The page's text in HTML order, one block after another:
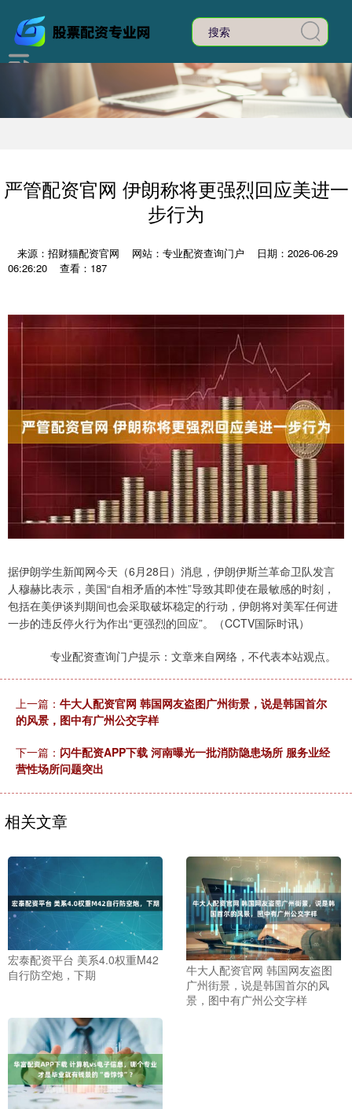
严管配资官网 伊朗称将更强烈回应美进一
步行为
来源：招财猫配资官网 网站：专业配资查询门户
日期：2026-06-29
06:26:20
查看：187
据伊朗学生新闻网今天（6月28日）消息，伊朗伊斯兰革命卫队发言
人穆赫比表示，美国“自相矛盾的本性”导致其即使在最敏感的时刻，
包括在美伊谈判期间也会采取破坏稳定的行动，伊朗将对美军任何进
一步的违反停火行为作出“更强烈的回应”。（CCTV国际时讯）
专业配资查询门户提示：文章来自网络，不代表本站观点。
上一篇： 牛大人配资官网 韩国网友盗图广州街景，说是韩国首尔
的风景，图中有广州公交字样
下一篇： 闪牛配资APP下载 河南曝光一批消防隐患场所 服务业经
营性场所问题突出
相关文章
宏泰配资平台 美系4.0权重M42
自行防空炮，下期
牛大人配资官网 韩国网友盗图
广州街景，说是韩国首尔的风
景，图中有广州公交字样